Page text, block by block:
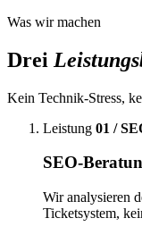
Was wir machen
Drei
Kein Technik-Stress,
Leistung 01 /
SEO-
Wir analysieren
Ticketsystem,